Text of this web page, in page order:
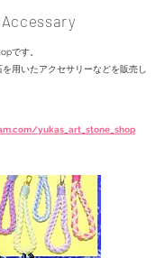
です。
用いたアクセサリーなどを販売し
yukas_art_stone_shop